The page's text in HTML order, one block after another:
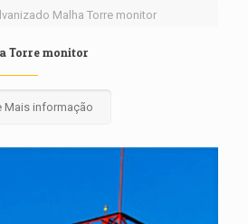
Malha Torre monitor
Torre monitor
Mais informação